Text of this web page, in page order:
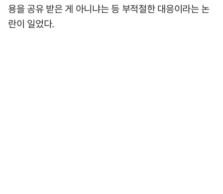
용을 공유 받은 게 아니냐는 등 부적절한 대응이라는 논
란이 일었다.